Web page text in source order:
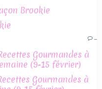
Brookie
Gourmandes à
(9-15 février)